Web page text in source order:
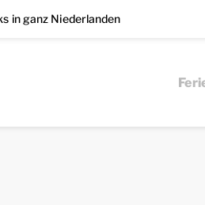
in ganz Niederlanden